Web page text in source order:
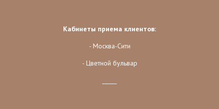
Кабинеты приема клиентов:
- Москва-Сити
- Цветной бульвар